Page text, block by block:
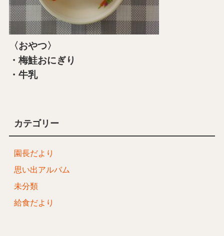
〈おやつ〉
・梅鮭おにぎり
・牛乳
カテゴリー
園長だより
思い出アルバム
未分類
給食だより